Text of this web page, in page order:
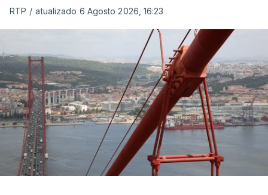
RTP / atualizado 6 Agosto 2026, 16:23